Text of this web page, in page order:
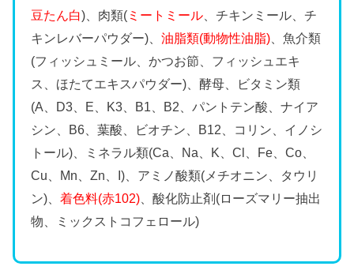
豆たん白)、肉類( ミートミール 、チキンミール、チ
キンレバーパウダー)、油脂類(動物性油脂) 、魚介類
(フィッシュミール、かつお節、フィッシュエキ
ス、ほたてエキスパウダー)、酵母、ビタミン類
(A、D3、E、K3、B1、B2、パントテン酸、ナイア
シン、B6、葉酸、ビオチン、B12、コリン、イノシ
トール)、ミネラル類(Ca、Na、K、Cl、Fe、Co、
Cu、Mn、Zn、I)、アミノ酸類(メチオニン、タウリ
ン)、着色料(赤102) 、酸化防止剤(ローズマリー抽出
物、ミックストコフェロール)